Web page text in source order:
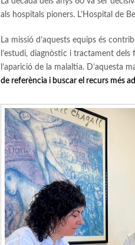
als hospitals pioners. L’Hospital de
La missió d’aquests equips és
l’estudi, diagnòstic i tractament
l’aparició de la malaltia. D’aquesta
de referència i buscar el recurs més